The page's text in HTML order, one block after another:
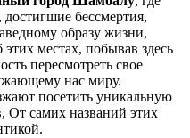
бессмертия,
образу жизни,
местах, побывав здесь
пересмотреть свое
нас миру.
посетить уникальную
От самих названий этих